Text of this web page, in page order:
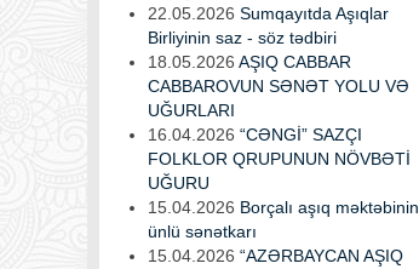
22.05.2026 Sumqayıtda Aşıqlar
Birliyinin saz - söz tədbiri
18.05.2026 AŞIQ CABBAR
CABBAROVUN SƏNƏT YOLU VƏ
UĞURLARI
16.04.2026 “CƏNGİ” SAZÇI
FOLKLOR QRUPUNUN NÖVBƏTİ
UĞURU
15.04.2026 Borçalı aşıq məktəbinin
ünlü sənətkarı
15.04.2026 “AZƏRBAYCAN AŞIQ